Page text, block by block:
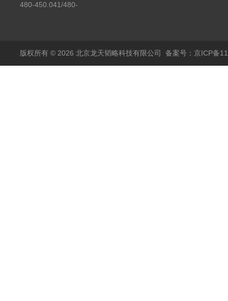
450.008C耶拿镉Cd空
480-450.041/480-
包邮
版权所有 © 2026 北京龙天韬略科技有限公司 备案号：京ICP备